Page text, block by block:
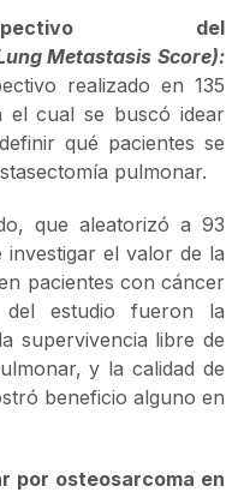
del
Metastasis Score):
realizado en 135
el cual se buscó idear
qué pacientes se
pulmonar.
que aleatorizó a 93
investigar el valor de la
pacientes con cáncer
del estudio fueron la
supervivencia libre de
y la calidad de
beneficio alguno en
por osteosarcoma en